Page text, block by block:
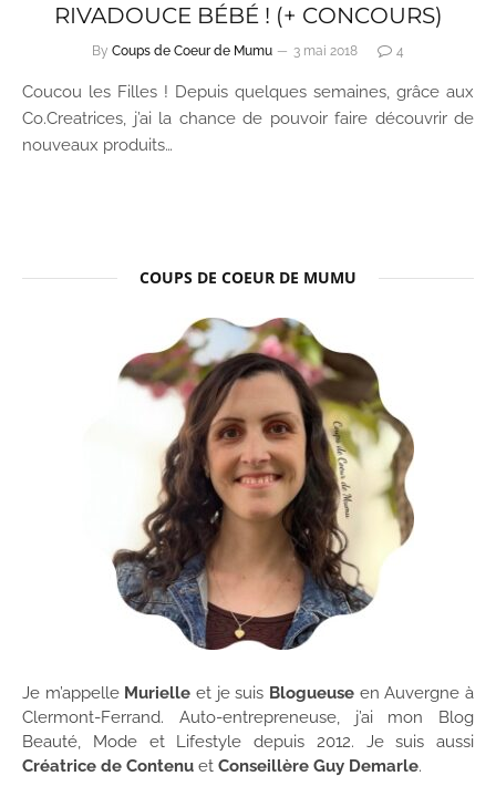
RIVADOUCE BÉBÉ ! (+ CONCOURS)
By Coups de Coeur de Mumu 3 mai 2018 4
Coucou les Filles ! Depuis quelques semaines, grâce aux
Co.Creatrices, j’ai la chance de pouvoir faire découvrir de
nouveaux produits…
COUPS DE COEUR DE MUMU
Je m’appelle Murielle et je suis Blogueuse en Auvergne à
Clermont-Ferrand. Auto-entrepreneuse, j’ai mon Blog
Beauté, Mode et Lifestyle depuis 2012. Je suis aussi
Créatrice de Contenu et Conseillère Guy Demarle.